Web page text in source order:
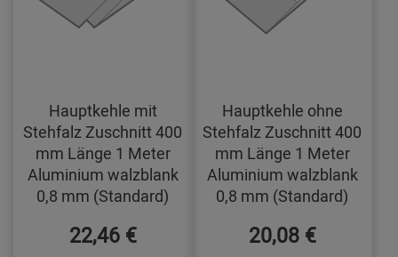
Hauptkehle mit
Stehfalz Zuschnitt 400
mm Länge 1 Meter
Aluminium walzblank
0,8 mm (Standard)
22,46 €
Hauptkehle ohne
Stehfalz Zuschnitt 400
mm Länge 1 Meter
Aluminium walzblank
0,8 mm (Standard)
20,08 €